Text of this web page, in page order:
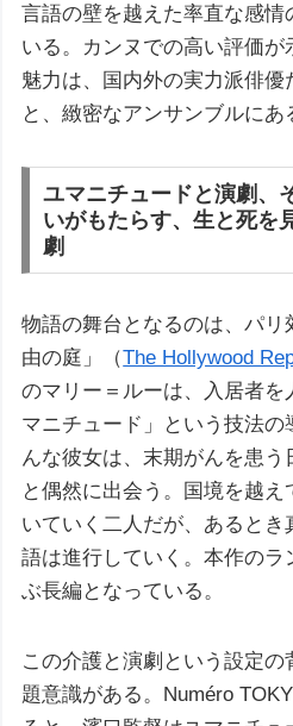
言語の壁を越えた率直な感情
いる。カンヌでの高い評価
魅力は、国内外の実力派俳優
と、緻密なアンサンブルにあ
ユマニチュードと演劇、
いがもたらす、生と死を
劇
物語の舞台となるのは、パリ
由の庭」（The Hollywood
のマリー＝ルーは、入居者
マニチュード」という技法
んな彼女は、末期がんを患
と偶然に出会う。国境を越
いていく二人だが、あると
語は進行していく。本作のラ
ぶ長編となっている。
この介護と演劇という設定
題意識がある。Numéro